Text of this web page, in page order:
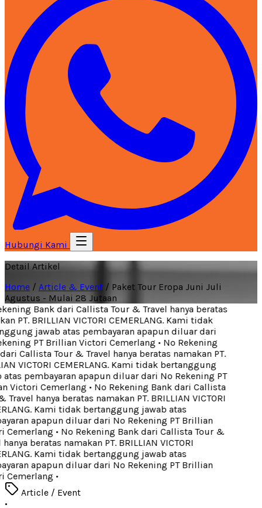
Hubungi Kami
Detail Artikel
Home / Article & Event / Paket Tour Eropa Juni Juli
Agustus - Mulai 28 Jutaan
Bank dari Callista Tour & Travel hanya beratas
PT. BRILLIAN VICTORI CEMERLANG. Kami tidak
jawab atas pembayaran apapun diluar dari
PT Brillian Victori Cemerlang• No Rekening
Callista Tour & Travel hanya beratas namakan PT.
VICTORI CEMERLANG. Kami tidak bertanggung
pembayaran apapun diluar dari No Rekening PT
Victori Cemerlang• No Rekening Bank dari Callista
hanya beratas namakan PT. BRILLIAN VICTORI
Kami tidak bertanggung jawab atas
apapun diluar dari No Rekening PT Brillian
Cemerlang• No Rekening Bank dari Callista Tour &
beratas namakan PT. BRILLIAN VICTORI
Kami tidak bertanggung jawab atas
apapun diluar dari No Rekening PT Brillian
Cemerlang•
Article / Event
•